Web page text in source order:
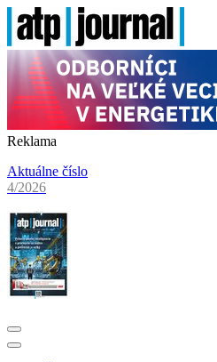
Reklama
Aktuálne číslo
4/2026